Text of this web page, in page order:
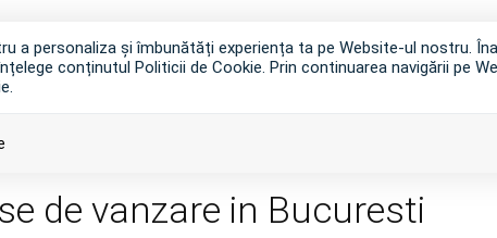
a personaliza și îmbunătăți experiența ta pe Website-ul nostru.
conținutul Politicii de Cookie. Prin continuarea navigării pe
de vanzare in Bucuresti